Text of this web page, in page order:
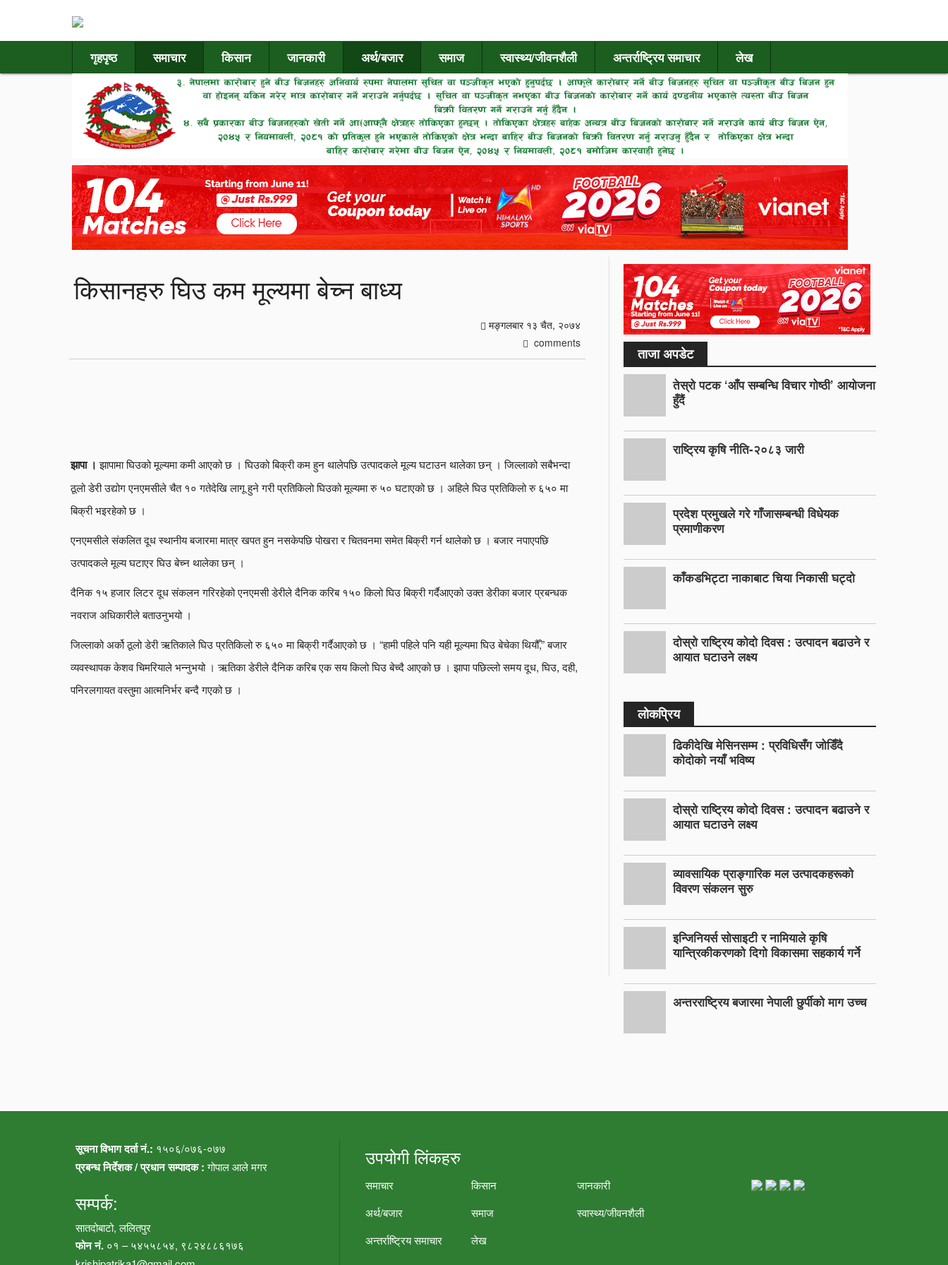
गृहपृष्ठ समाचार किसान जानकारी अर्थ/बजार समाज स्वास्थ्य/जीवनशैली अन्तर्राष्ट्रिय समाचार लेख
किसानहरु घिउ कम मूल्यमा बेच्न बाध्य
मङ्गलबार १३ चैत, २०७४
comments
झापा । झापामा घिउको मूल्यमा कमी आएको छ । घिउको बिक्री कम हुन थालेपछि उत्पादकले मूल्य घटाउन थालेका छन् । जिल्लाको सबैभन्दा
ठूलो डेरी उद्योग एनएमसीले चैत १० गतेदेखि लागू हुने गरी प्रतिकिलो घिउको मूल्यमा रु ५० घटाएको छ । अहिले घिउ प्रतिकिलो रु ६५० मा
बिक्री भइरहेको छ ।
एनएमसीले संकलित दूध स्थानीय बजारमा मात्र खपत हुन नसकेपछि पोखरा र चितवनमा समेत बिक्री गर्न थालेको छ । बजार नपाएपछि
उत्पादकले मूल्य घटाएर घिउ बेच्न थालेका छन् ।
दैनिक १५ हजार लिटर दूध संकलन गरिरहेको एनएमसी डेरीले दैनिक करिब १५० किलो घिउ बिक्री गर्दैआएको उक्त डेरीका बजार प्रबन्धक
नवराज अधिकारीले बताउनुभयो ।
जिल्लाको अर्को ठूलो डेरी ऋतिकाले घिउ प्रतिकिलो रु ६५० मा बिक्री गर्दैआएको छ । “हामी पहिले पनि यही मूल्यमा घिउ बेचेका थियौँ,” बजार
व्यवस्थापक केशव चिमरियाले भन्नुभयो । ऋतिका डेरीले दैनिक करिब एक सय किलो घिउ बेच्दै आएको छ । झापा पछिल्लो समय दूध, घिउ, दही,
पनिरलगायत वस्तुमा आत्मनिर्भर बन्दै गएको छ ।
ताजा अपडेट
तेस्रो पटक ‘आँप सम्बन्धि विचार गोष्ठी’ आयोजना
हुँदैं
राष्ट्रिय कृषि नीति-२०८३ जारी
प्रदेश प्रमुखले गरे गाँजासम्बन्धी विधेयक
प्रमाणीकरण
काँकडभिट्टा नाकाबाट चिया निकासी घट्दो
दोस्रो राष्ट्रिय कोदो दिवस : उत्पादन बढाउने र
आयात घटाउने लक्ष्य
लोकप्रिय
ढिकीदेखि मेसिनसम्म : प्रविधिसँग जोडिँदै
कोदोको नयाँ भविष्य
दोस्रो राष्ट्रिय कोदो दिवस : उत्पादन बढाउने र
आयात घटाउने लक्ष्य
व्यावसायिक प्राङ्गारिक मल उत्पादकहरूको
विवरण संकलन सुरु
इन्जिनियर्स सोसाइटी र नामियाले कृषि
यान्त्रिकीकरणको दिगो विकासमा सहकार्य गर्ने
अन्तरराष्ट्रिय बजारमा नेपाली छुर्पीको माग उच्च
सूचना विभाग दर्ता नं.: १५०६/०७६-०७७
प्रबन्ध निर्देशक / प्रधान सम्पादक :गोपाल आले मगर
सम्पर्क:
सातदोबाटो, ललितपुर
फोन नं. ०१ – ५४५५८५४, ९८२४८८६१७६
उपयोगी लिंकहरु
समाचार किसान
जानकारी
अर्थ/बजार
समाज
स्वास्थ्य/जीवनशैली
अन्तर्राष्ट्रिय समाचार
लेख